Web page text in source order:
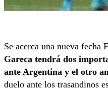
Se acerca una nueva fecha
Gareca tendrá dos
ante Argentina y el otro
duelo ante los trasandinos